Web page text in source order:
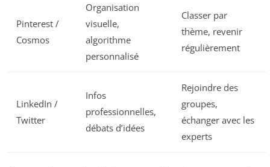
Pinterest /
Cosmos
Organisation
visuelle,
algorithme
personnalisé
Classer par
thème, revenir
régulièrement
LinkedIn /
Twitter
Infos
professionnelles,
débats d’idées
Rejoindre des
groupes,
échanger avec les
experts